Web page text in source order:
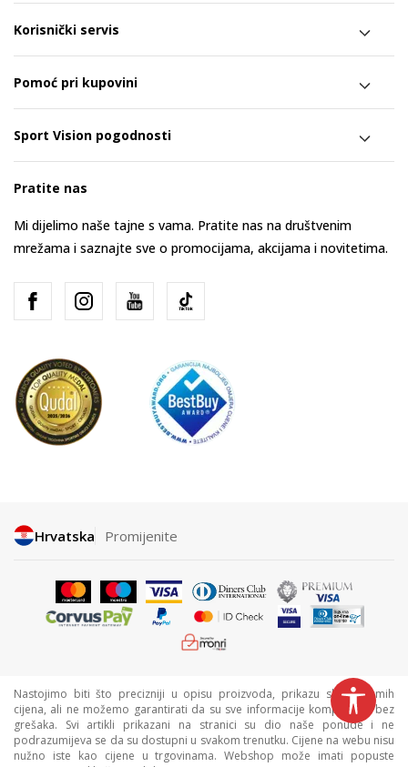
Korisnički servis
Pomoć pri kupovini
Sport Vision pogodnosti
Pratite nas
Mi dijelimo naše tajne s vama. Pratite nas na društvenim
mrežama i saznajte sve o promocijama, akcijama i novitetima.
Hrvatska Promijenite
Nastojimo biti što precizniji u opisu proizvoda, prikazu slika i samih
cijena, ali ne možemo garantirati da su sve informacije kompletne i bez
grešaka. Svi artikli prikazani na stranici su dio naše ponude i ne
podrazumijeva se da su dostupni u svakom trenutku. Cijene na webu nisu
nužno iste kao cijene u trgovinama. Webshop može imati popuste